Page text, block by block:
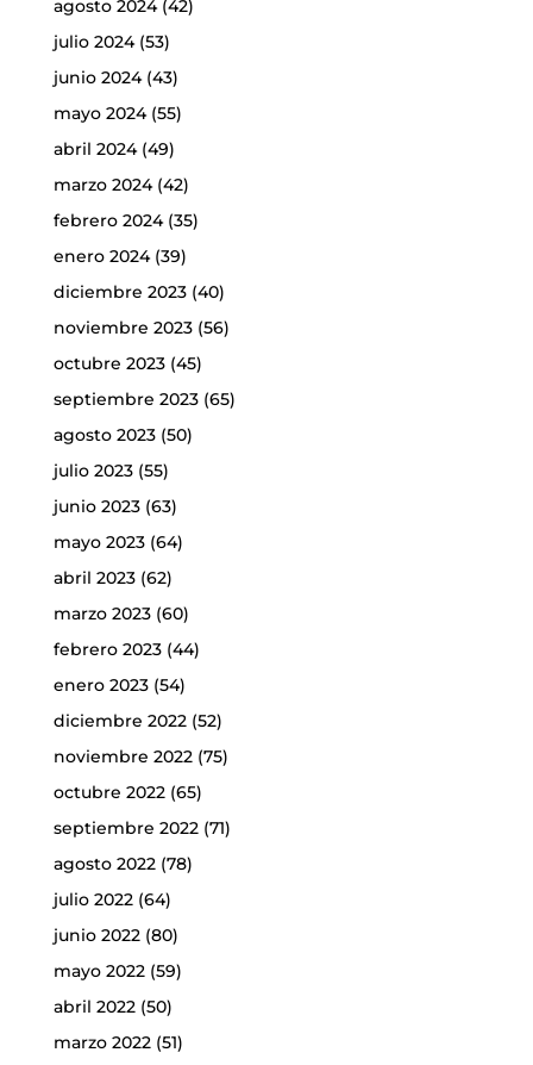
agosto 2024(42)
julio 2024(53)
junio 2024(43)
mayo 2024(55)
abril 2024(49)
marzo 2024(42)
febrero 2024(35)
enero 2024(39)
diciembre 2023(40)
noviembre 2023(56)
octubre 2023(45)
septiembre 2023(65)
agosto 2023(50)
julio 2023(55)
junio 2023(63)
mayo 2023(64)
abril 2023(62)
marzo 2023(60)
febrero 2023(44)
enero 2023(54)
diciembre 2022(52)
noviembre 2022(75)
octubre 2022(65)
septiembre 2022(71)
agosto 2022(78)
julio 2022(64)
junio 2022(80)
mayo 2022(59)
abril 2022(50)
marzo 2022(51)